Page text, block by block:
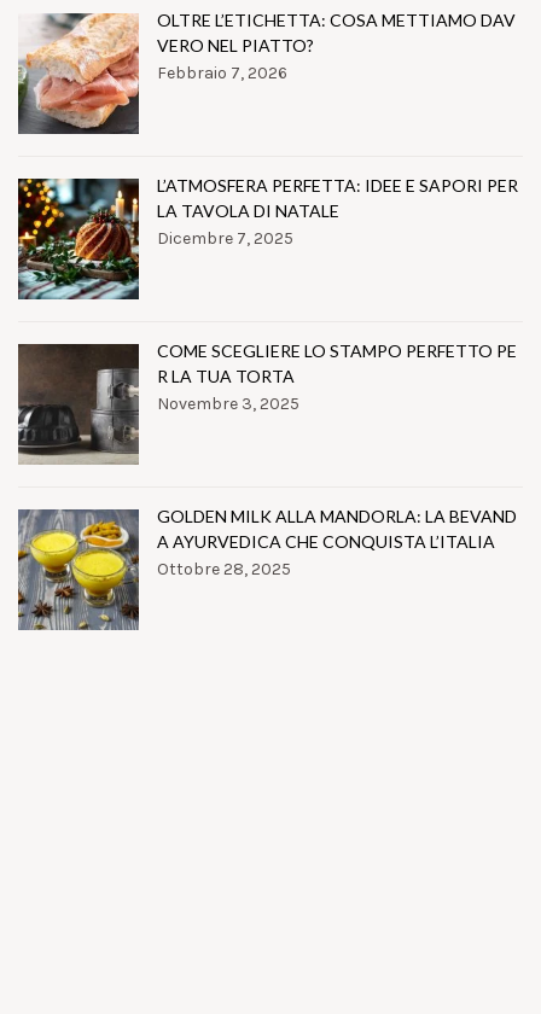
OLTRE L’ETICHETTA: COSA METTIAMO DAV
VERO NEL PIATTO?
Febbraio 7, 2026
L’ATMOSFERA PERFETTA: IDEE E SAPORI PER
LA TAVOLA DI NATALE
Dicembre 7, 2025
COME SCEGLIERE LO STAMPO PERFETTO PE
R LA TUA TORTA
Novembre 3, 2025
GOLDEN MILK ALLA MANDORLA: LA BEVAND
A AYURVEDICA CHE CONQUISTA L’ITALIA
Ottobre 28, 2025